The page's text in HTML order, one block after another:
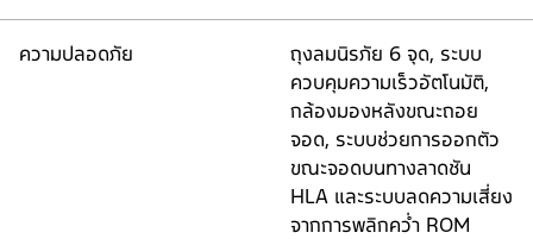
ความปลอดภัย
ถุงลมนิรภัย 6 จุด, ระบบ
ควบคุมความเร็วอัตโนมัติ,
กล้องมองหลังขณะถอย
จอด, ระบบช่วยการออกตัว
ขณะจอดบนทางลาดชัน
HLA และระบบลดความเสี่ยง
จากการพลิกคว่ำ ROM